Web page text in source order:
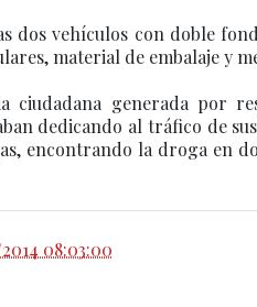
dos vehículos con doble
material de embalaje y
ciudadana generada por
dedicando al tráfico de
encontrando la droga en
08:03:00